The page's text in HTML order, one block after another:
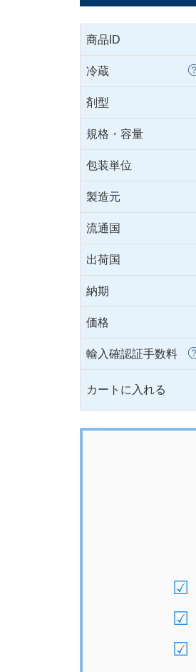
商品ID
冷蔵
剤型
規格・容量
包装単位
製造元
流通国
出荷国
納期
価格
輸入確認証手数料
カートに入れる